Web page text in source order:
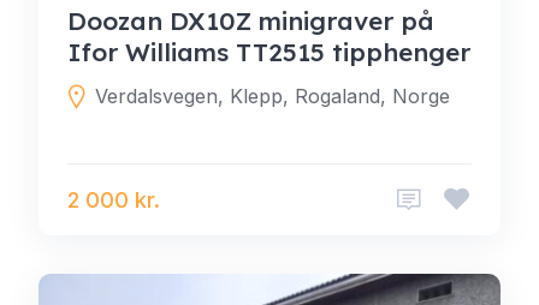
Doozan DX10Z minigraver på
Ifor Williams TT2515 tipphenger
Verdalsvegen, Klepp, Rogaland, Norge
2 000 kr.